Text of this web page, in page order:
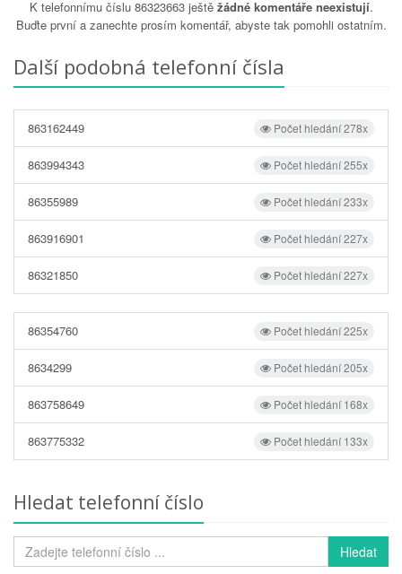
K telefonnímu číslu 86323663 ještě žádné komentáře neexistují.
Buďte první a zanechte prosím komentář, abyste tak pomohli ostatním.
Další podobná telefonní čísla
Počet hledání 278x
863162449
Počet hledání 255x
863994343
Počet hledání 233x
86355989
Počet hledání 227x
863916901
Počet hledání 227x
86321850
Počet hledání 225x
86354760
Počet hledání 205x
8634299
Počet hledání 168x
863758649
Počet hledání 133x
863775332
Hledat telefonní číslo
Hledat